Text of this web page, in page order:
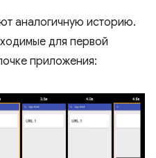
аналогичную историю.
для первой
приложения: